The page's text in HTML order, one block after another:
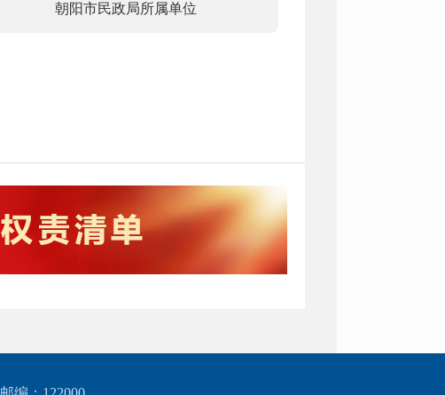
朝阳市民政局所属单位